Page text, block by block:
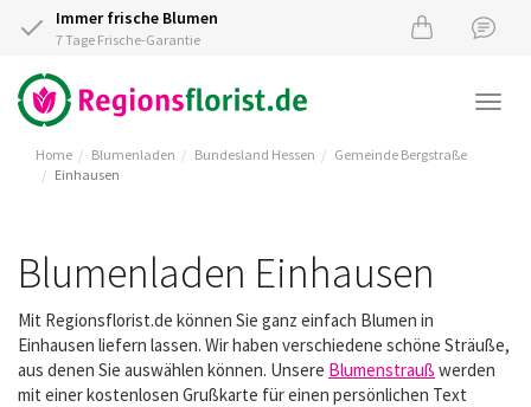
Immer frische Blumen
7 Tage Frische-Garantie
Home Blumenladen Bundesland Hessen
Gemeinde Bergstraße
Einhausen
Blumenladen Einhausen
Mit Regionsflorist.de können Sie ganz einfach Blumen in
Einhausen liefern lassen. Wir haben verschiedene schöne Sträuße,
aus denen Sie auswählen können. Unsere Blumenstrauß werden
mit einer kostenlosen Grußkarte für einen persönlichen Text